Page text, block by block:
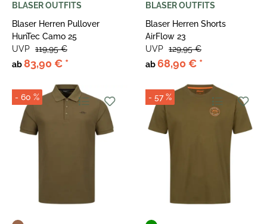
BLASER OUTFITS
Blaser Herren Pullover
HunTec Camo 25
ab83,90 € *
UVP 119,95 €
BLASER OUTFITS
Blaser Herren Shorts
AirFlow 23
ab68,90 € *
UVP 129,95 €
- 60 % - 57 %